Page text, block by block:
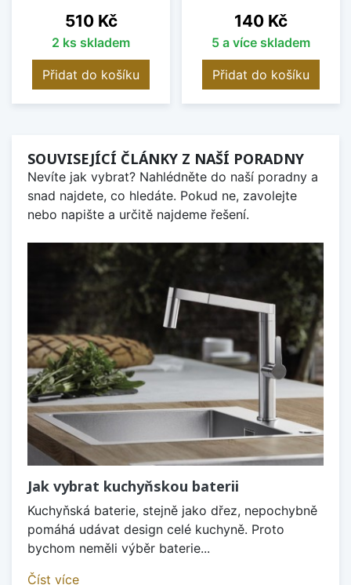
Cena
510 Kč
2 ks skladem
Přidat do košíku
Cena
140 Kč
5 a více skladem
Přidat do košíku
SOUVISEJÍCÍ ČLÁNKY Z NAŠÍ PORADNY
Nevíte jak vybrat? Nahlédněte do naší poradny a
snad najdete, co hledáte. Pokud ne, zavolejte
nebo napište a určitě najdeme řešení.
Jak vybrat kuchyňskou baterii
Kuchyňská baterie, stejně jako dřez, nepochybně
pomáhá udávat design celé kuchyně. Proto
bychom neměli výběr baterie...
Číst více